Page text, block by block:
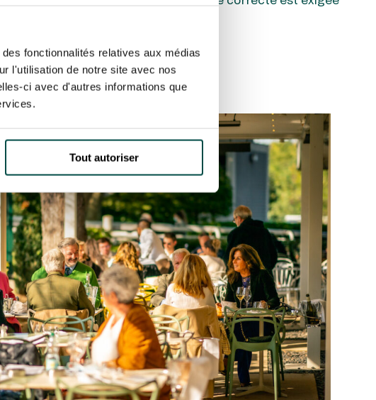
fonctionnalités relatives aux médias
l'utilisation de notre site avec nos
ci avec d'autres informations que
Tout autoriser